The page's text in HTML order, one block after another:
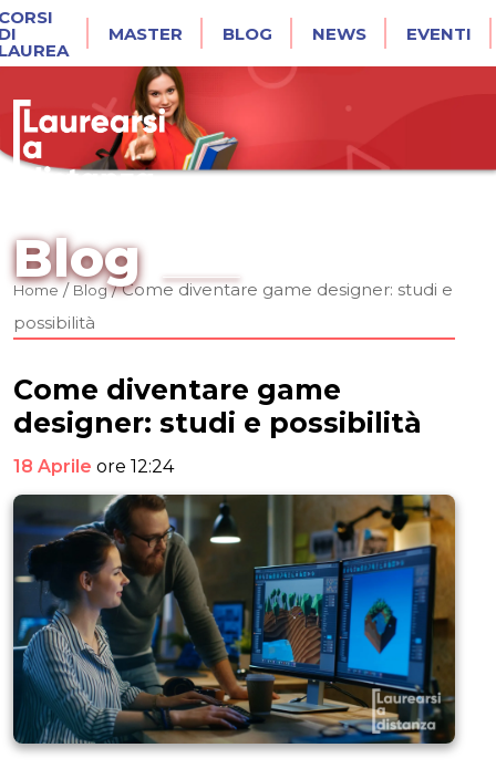
MASTER BLOG NEWS EVENTI
Blog
Home/Blog/Come diventare game designer: studi e
possibilità
Come diventare game
designer: studi e possibilità
18 Aprile ore 12:24